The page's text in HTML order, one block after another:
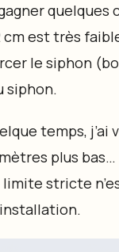
est très
le siphon
siphon.
temps, j’ai
plus
limite stricte